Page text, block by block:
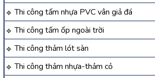
Thi công tấm nhựa PVC vân giả đá
Thi công tấm ốp ngoài trời
Thi công thảm lót sàn
Thi công thảm nhựa-thảm cỏ